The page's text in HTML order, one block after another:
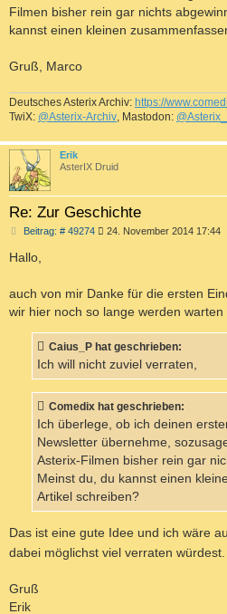
Filmen bisher rein gar nichts
kannst einen kleinen
Gruß, Marco
Deutsches Asterix Archiv: https://
TwiX: @Asterix-Archiv, Mastodon:
Erik
AsterIX Druid
Re: Zur Geschichte
Beitrag: # 49274B
a
g
24. November 2014 17:44
Hallo,
auch von mir Danke für die ersten
wir hier noch so lange werden warten
Caius_P hat geschrieben:
Ich will nicht zuviel verraten,
Comedix hat geschrieben:
Ich überlege, ob ich deinen
Newsletter übernehme,
Asterix-Filmen bisher rein gar
Meinst du, du kannst einen
Artikel schreiben?
Das ist eine gute Idee und ich wäre
dabei möglichst viel verraten würdest.
Gruß
Erik